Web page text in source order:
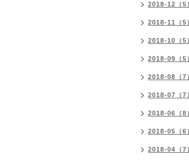
2018-12（5
2018-11（5
2018-10（5
2018-09（5
2018-08（7
2018-07（7
2018-06（8
2018-05（6
2018-04（7